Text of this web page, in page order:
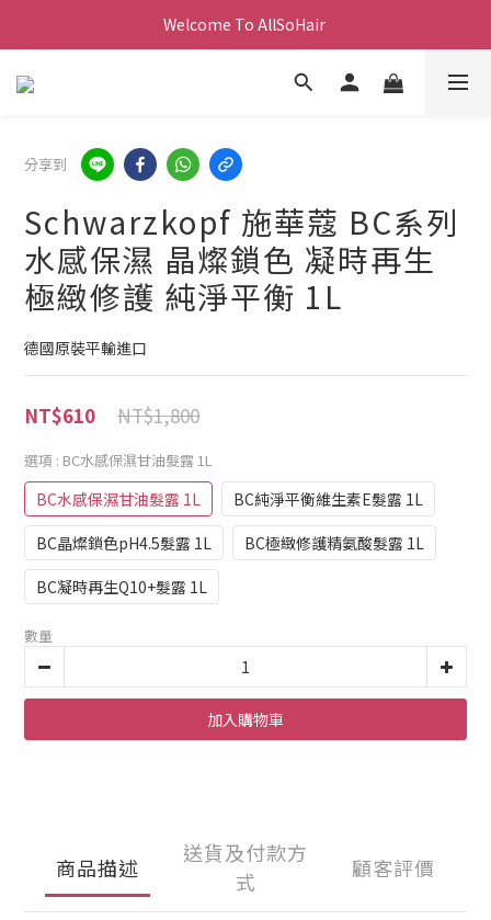
Welcome To AllSoHair
分享到
Schwarzkopf 施華蔻 BC系列
水感保濕 晶燦鎖色 凝時再生
極緻修護 純淨平衡 1L
德國原裝平輸進口
NT$1,800
NT$610
選項 : BC水感保濕甘油髮露 1L
BC水感保濕甘油髮露 1L
BC純淨平衡維生素E髮露 1L
BC晶燦鎖色pH4.5髮露 1L
BC極緻修護精氨酸髮露 1L
BC凝時再生Q10+髮露 1L
數量
加入購物車
商品描述
送貨及付款方
式
顧客評價